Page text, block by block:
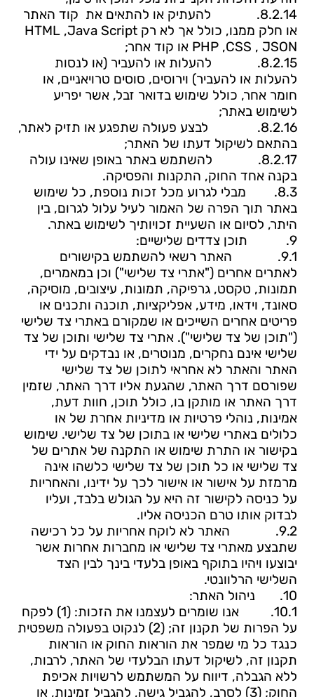
8.2.14.
להעתיק או להתאים את קוד האתר
או חלק ממנו, כולל אך לא רק HTML ,Java Script
PHP ,CSS , JSON או קוד אחר;
8.2.15.
להעלות או להעביר (או לנסות
להעלות או להעביר) וירוסים, סוסים טרויאניים, או
חומר אחר, כולל שימוש בדואר זבל, אשר יפריע
לשימוש באתר;
8.2.16.
לבצע פעולה שתפגע או תזיק לאתר,
בהתאם לשיקול דעתו של האתר;
8.2.17.
להשתמש באתר באופן שאינו עולה
בקנה אחד החוק, התקנות והפסיקה.
8.3.
מבלי לגרוע מכל זכות נוספת, כל שימוש
באתר תוך הפרה של האמור לעיל עלול לגרום, בין
היתר, לסיום או השעיית זכויותיך לשימוש באתר.
9.
תוכן צדדים שלישיים:
9.1.
האתר רשאי להשתמש בקישורים
לאתרים אחרים ("אתרי צד שלישי") וכן במאמרים,
תמונות, טקסט, גרפיקה, תמונות, עיצובים, מוסיקה,
סאונד, וידאו, מידע, אפליקציות, תוכנה ותכנים או
פריטים אחרים השייכים או שמקורם באתרי צד שלישי
("תוכן של צד שלישי"). אתרי צד שלישי ותוכן של צד
שלישי אינם נחקרים, מנוטרים, או נבדקים על ידי
האתר והאתר לא אחראי לתוכן של צד שלישי
שפורסם דרך האתר, שהגעת אליו דרך האתר, שזמין
דרך האתר או מותקן בו, כולל תוכן, חוות דעת,
אמינות, נוהלי פרטיות או מדיניות אחרת של או
כלולים באתרי שלישי או בתוכן של צד שלישי. שימוש
בקישור או התרת שימוש או התקנה של אתרים של
צד שלישי או כל תוכן של צד שלישי כלשהו אינה
מרמזת על אישור או אישור לכך על ידינו, והאחריות
על כניסה לקישור זה היא על הגולש בלבד, ועליו
לבדוק אותו טרם הכניסה אליו.
9.2.
האתר לא לוקח אחריות על כל רכישה
שתבצע מאתרי צד שלישי או מחברות אחרות אשר
יבוצעו ויהיו בתוקף באופן בלעדי בינך לבין הצד
השלישי הרלוונטי.
10.
ניהול האתר:
10.1.
אנו שומרים לעצמנו את הזכות: (1) לפקח
על הפרות של תקנון זה; (2) לנקוט בפעולה משפטית
כנגד כל מי שמפר את הוראות החוק או הוראות
תקנון זה, לשיקול דעתו הבלעדי של האתר, לרבות,
ללא הגבלה, דיווח על המשתמש לרשויות אכיפת
החוק; (3) לסרב, להגביל גישה, להגביל זמינות, או